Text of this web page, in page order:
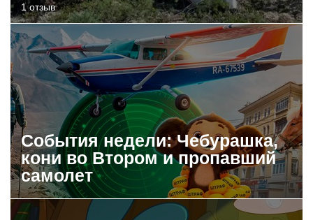
1 отзыв
События недели: Чебурашка,
кони во Втором и пропавший
самолет